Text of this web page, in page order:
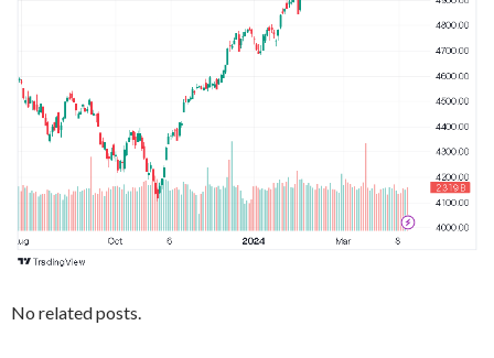
No related posts.